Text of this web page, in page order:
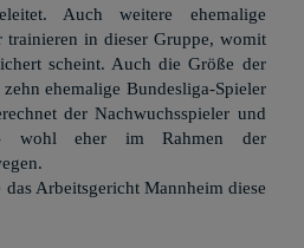
Auch weitere ehemalige
trainieren in dieser Gruppe, womit
scheint. Auch die Größe der
ehemalige Bundesliga-Spieler
der Nachwuchsspieler und
– wohl eher im Rahmen der
Arbeitsgericht Mannheim diese